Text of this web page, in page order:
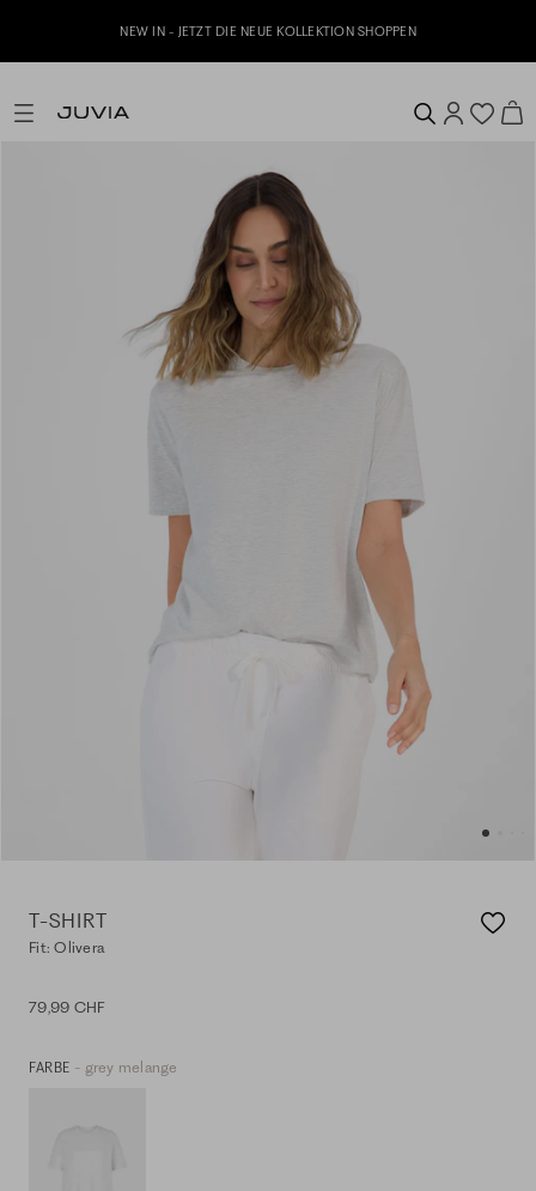
NEW IN - JETZT DIE NEUE KOLLEKTION SHOPPEN
T-SHIRT
Fit: Olivera
79,99 CHF
FARBE - grey melange